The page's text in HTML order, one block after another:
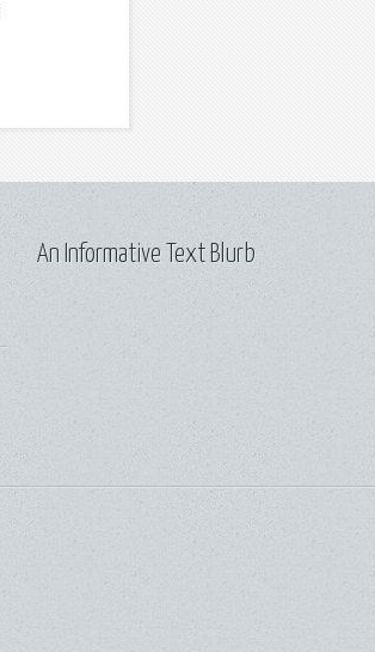
An Informative Text Blurb